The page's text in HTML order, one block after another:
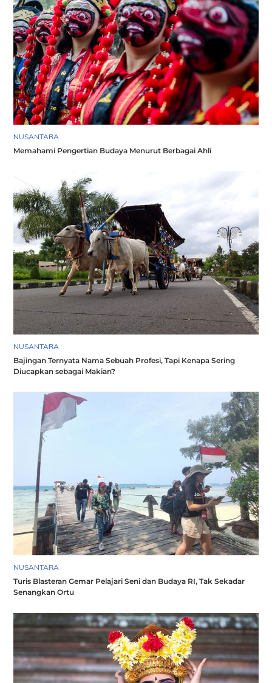
NUSANTARA
Memahami Pengertian Budaya Menurut Berbagai Ahli
NUSANTARA
Bajingan Ternyata Nama Sebuah Profesi, Tapi Kenapa Sering
Diucapkan sebagai Makian?
NUSANTARA
Turis Blasteran Gemar Pelajari Seni dan Budaya RI, Tak Sekadar
Senangkan Ortu